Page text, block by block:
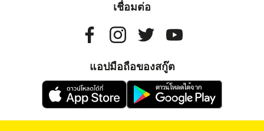
เชื่อมต่อ
แอปมือถือของสกู๊ต